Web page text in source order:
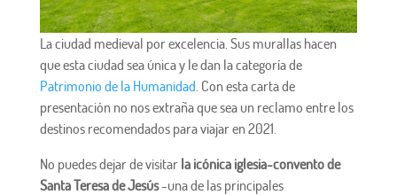
La ciudad medieval por excelencia. Sus murallas hacen
que esta ciudad sea única y le dan la categoría de
Patrimonio de la Humanidad . Con esta carta de
presentación no nos extraña que sea un reclamo entre los
destinos recomendados para viajar en 2021.
No puedes dejar de visitar la icónica iglesia-convento de
Santa Teresa de Jesús-una de las principales